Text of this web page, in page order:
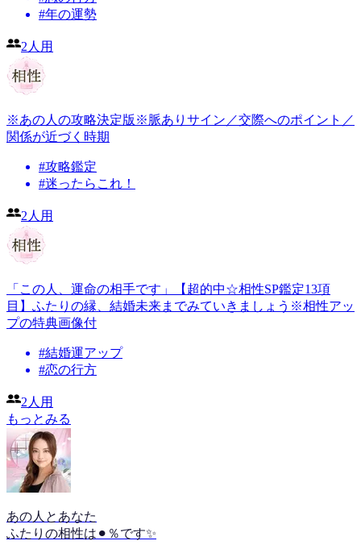
#年の運勢
2人用
※あの人の攻略決定版※脈ありサイン／交際へのポイント／
関係が近づく時期
#攻略鑑定
#迷ったらこれ！
2人用
「この人、運命の相手です」【超的中☆相性SP鑑定13項
目】ふたりの縁、結婚未来までみていきましょう※相性アッ
プの特典画像付
#結婚運アップ
#恋の行方
2人用
もっとみる
あの人とあなた
ふたりの相性は⚫︎％です✨